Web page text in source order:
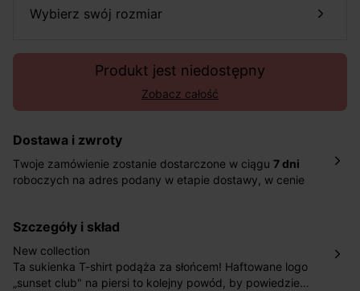
wybierz swój rozmiar
Produkt jest niedostępny
Zobacz całość
Dostawa i zwroty
Twoje zamówienie zostanie dostarczone w ciągu 7 dni
roboczych na adres podany w etapie dostawy, w cenie
pośrednictwem DHL Express.
Nowość: Zamówienia dostarczamy w ciągu 4-6 dni
roboczych do wybranego przez Ciebie paczkomatu , a
koszt przesyłki wynosi 9,40 zł.
szczegóły i skład
New collection
Ta sukienka T-shirt podąża za słońcem! Haftowane logo
„sunset club" na piersi to kolejny powód, by powiedzieć,